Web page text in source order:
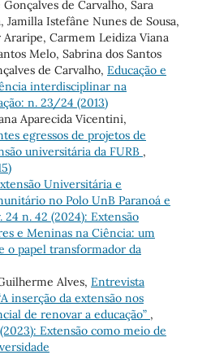
de Carvalho, Sara
Jamilla Istefâne Nunes de Sousa,
Carmem Leidiza Viana
Melo, Sabrina dos Santos
de Carvalho, Educação e
interdisciplinar na
n. 23/24 (2013)
Aparecida Vicentini,
egressos de projetos de
universitária da FURB ,
Universitária e
no Polo UnB Paranoá e
24 n. 42 (2024): Extensão
e Meninas na Ciência: um
o papel transformador da
Alves, Entrevista
inserção da extensão nos
de renovar a educação” ,
Extensão como meio de